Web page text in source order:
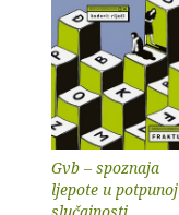
Gvb – spoznaja
ljepote u potpunoj